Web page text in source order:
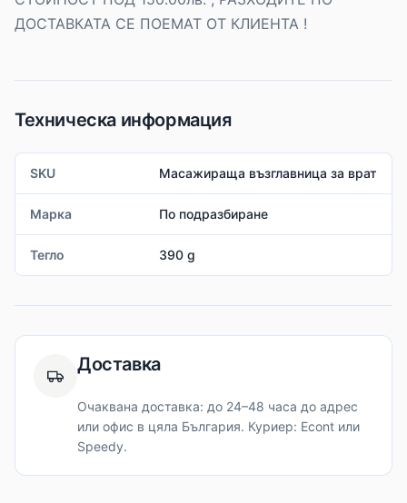
ДОСТАВКАТА СЕ ПОЕМАТ ОТ КЛИЕНТА !
Техническа информация
SKU Масажираща възглавница за врат
Марка По подразбиране
Тегло 390 g
Доставка
Очаквана доставка: до 24–48 часа до адрес
или офис в цяла България. Куриер: Econt или
Speedy.